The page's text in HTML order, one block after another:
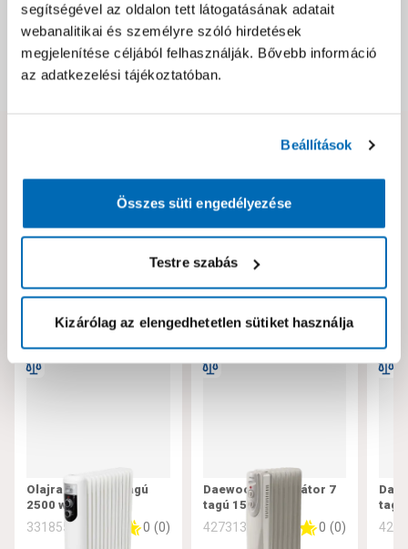
segítségével az oldalon tett látogatásának adatait
webanalitikai és személyre szóló hirdetések
megjelenítése céljából felhasználják. Bővebb információ
az adatkezelési tájékoztatóban.
Beállítások
Összes süti engedélyezése
Testre szabás
Kizárólag az elengedhetetlen sütiket használja
Csomagolási és súly információk
Dokumentumok, felelős személy
Hibát találtál az oldalon vagy a termék leírásában?
Kérjük jelezd nekünk!
Olajradiátor 13-tagú
2500 w fkos 13 m
331855 0 (0)
Daewoo olajradiátor 7
tagú 1500w
427313 0 (0)
tagú